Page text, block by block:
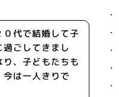
０代で結婚して子
ごしてきまし
、子どもたちも
今は一人きりで